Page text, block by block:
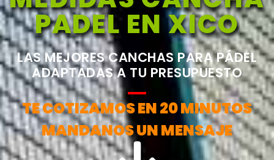
PADEL EN XICO
LAS MEJORES CANCHAS PARA PÁDEL
ADAPTADAS A TU PRESUPUESTO
TE COTIZAMOS EN 20 MINUTOS
MANDANOS UN MENSAJE